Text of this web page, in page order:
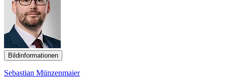
Bildinformationen
Sebastian Münzenmaier